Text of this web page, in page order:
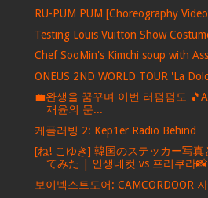
RU-PUM PUM [Choreography
Testing Louis Vuitton Show
Chef SooMin's Kimchi soup with
ONEUS 2ND WORLD TOUR 'La
💼완생을 꿈꾸며 이번 러펌펌도
재윤의 문...
케플러빙 2: Kep1er Radio Behind
[ね! こゆき] 韓国のステッカー写
てみた | 인생네컷 vs 프리쿠라📸
보이넥스트도어: CAMCORDOOR